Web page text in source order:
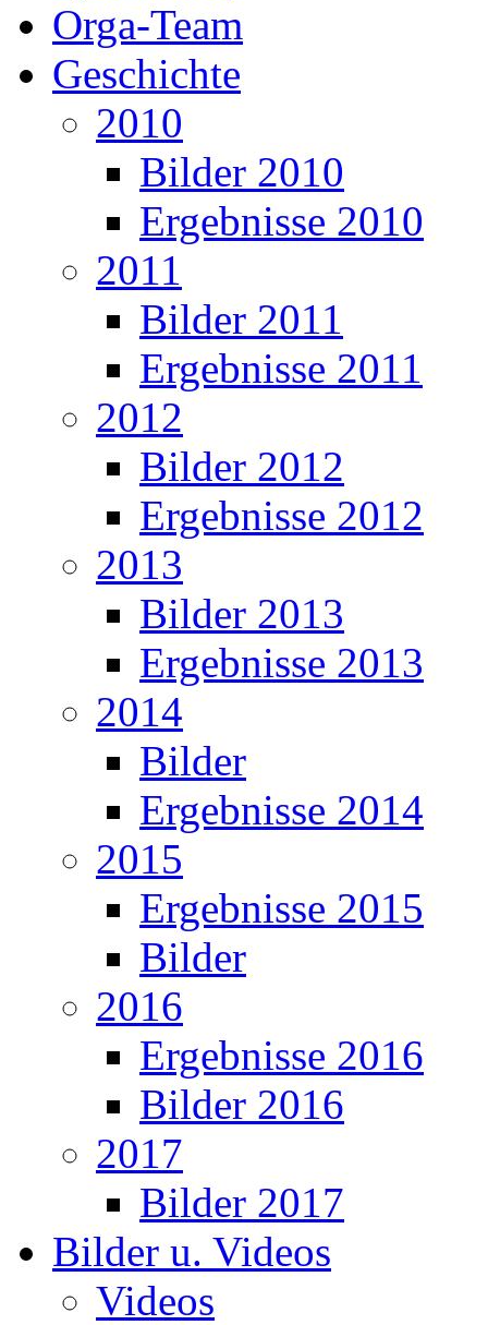
Orga-Team
Geschichte
2010
Bilder 2010
Ergebnisse 2010
2011
Bilder 2011
Ergebnisse 2011
2012
Bilder 2012
Ergebnisse 2012
2013
Bilder 2013
Ergebnisse 2013
2014
Bilder
Ergebnisse 2014
2015
Ergebnisse 2015
Bilder
2016
Ergebnisse 2016
Bilder 2016
2017
Bilder 2017
Bilder u. Videos
Videos